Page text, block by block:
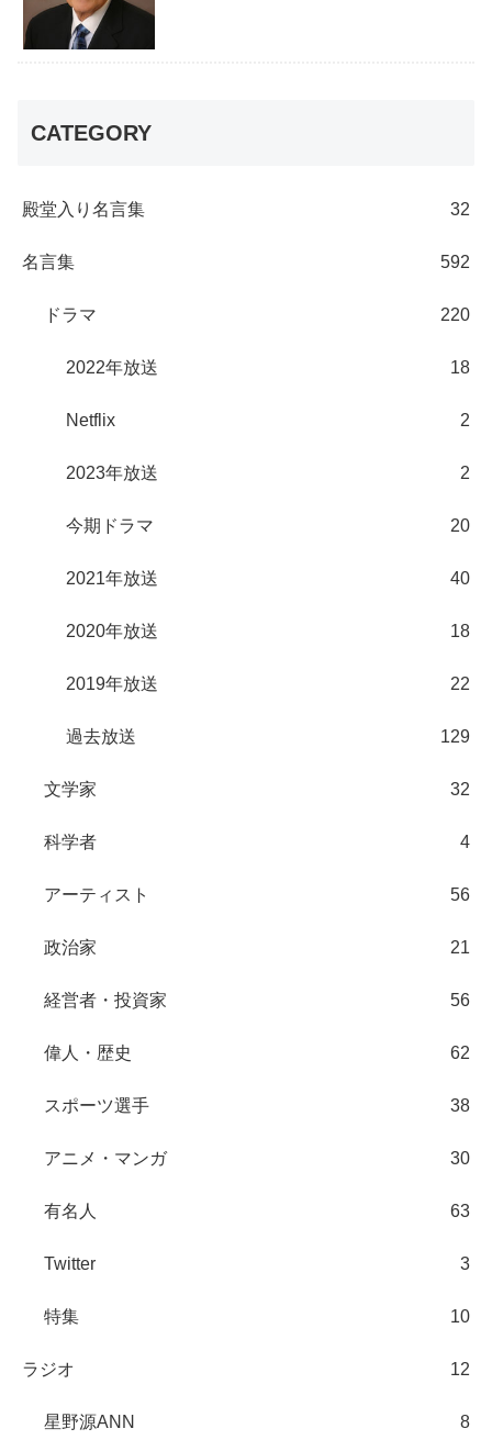
CATEGORY
殿堂入り名言集 32
名言集 592
ドラマ 220
2022年放送 18
Netflix 2
2023年放送 2
今期ドラマ 20
2021年放送 40
2020年放送 18
2019年放送 22
過去放送 129
文学家 32
科学者 4
アーティスト 56
政治家 21
経営者・投資家 56
偉人・歴史 62
スポーツ選手 38
アニメ・マンガ 30
有名人 63
Twitter 3
特集 10
ラジオ 12
星野源ANN 8